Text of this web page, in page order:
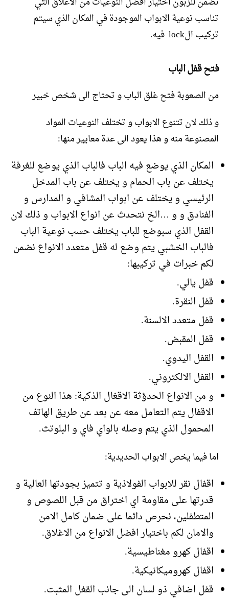
تناسب نوعية الابواب الموجودة في المكان الذي سيتم
تركيب الlock فيه.
فتح قفل الباب
من الصعوبة فتح غلق الباب و تحتاج الى شخص خبير
و ذلك لان تتنوع الابواب و تختلف النوعيات المواد
المصنوعة منه و هذا يعود الى عدة معايير منها:
المكان الذي يوضع فيه الباب فالباب الذي يوضع للغرفة
يختلف عن باب الحمام و يختلف عن باب المدخل
الرئيسي و يختلف عن ابواب المشافي و المدارس و
الفنادق و و …الخ نتحدث عن انواع الابواب و ذلك لان
القفل الذي سبوضع للباب يختلف حسب نوعية الباب
فالباب الخشبي يتم وضع له قفل متعدد الانواع نضمن
لكم خبرات في تركيبها:
قفل يالي.
قفل النقرة.
قفل متعدد الالسنة.
قفل المقبض.
القفل اليدوي.
القفل الالكتروني.
و من الانواع الحدؤثة الاقغال الذكية: هذا النوع من
الاقفال يتم التعامل معه عن بعد عن طريق الهاتف
المحمول الذي يتم وصله بالواي فاي و البلوتث.
اما فيما يخص الابواب الحديدية:
اقفال نقر للابواب الفولاذية و تتميز بجودتها العالية و
قدرتها على مقاومة اي اختراق من قبل اللصوص و
المتطفلين، نحرص دائما على ضمان كامل الامن
والامان لكم باختيار افضل الانواع من الاغلاق.
اقفال كهرو مغناطيسية.
اقفال كهروميكانيكية.
قفل اضافي ذو لسان الى جانب القغل المثبت.